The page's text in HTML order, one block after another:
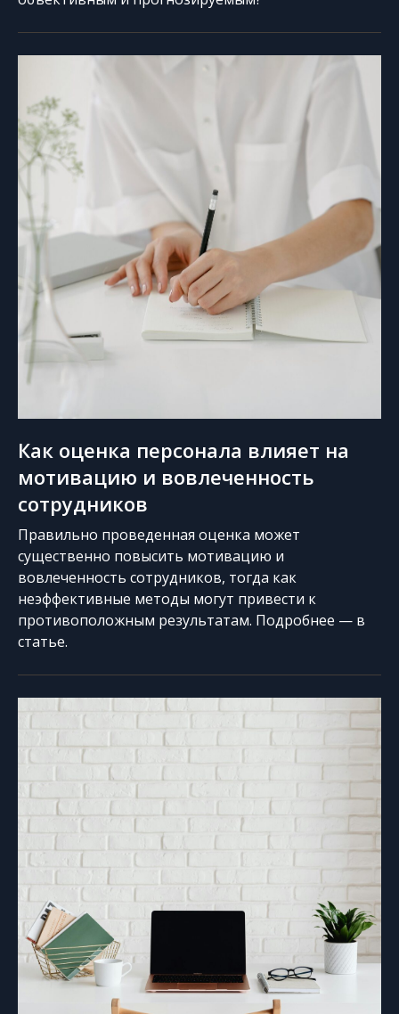
Как оценка персонала влияет на
мотивацию и вовлеченность
сотрудников
Правильно проведенная оценка может
существенно повысить мотивацию и
вовлеченность сотрудников, тогда как
неэффективные методы могут привести к
противоположным результатам. Подробнее — в
статье.